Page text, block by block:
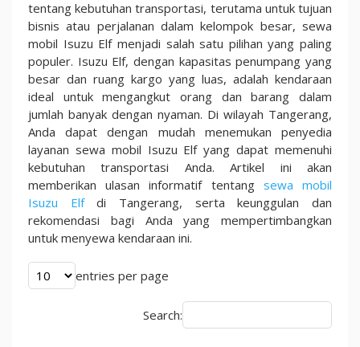
Transportasi
Praktis
untuk
Bisnis
dan
Piknik
tentang kebutuhan transportasi, terutama untuk tujuan
bisnis atau perjalanan dalam kelompok besar, sewa
mobil Isuzu Elf menjadi salah satu pilihan yang paling
populer. Isuzu Elf, dengan kapasitas penumpang yang
besar dan ruang kargo yang luas, adalah kendaraan
ideal untuk mengangkut orang dan barang dalam
jumlah banyak dengan nyaman. Di wilayah Tangerang,
Anda dapat dengan mudah menemukan penyedia
layanan sewa mobil Isuzu Elf yang dapat memenuhi
kebutuhan transportasi Anda. Artikel ini akan
memberikan ulasan informatif tentang sewa mobil
Isuzu Elfdi Tangerang, serta keunggulan dan
rekomendasi bagi Anda yang mempertimbangkan
untuk menyewa kendaraan ini.
entries per page
Search: